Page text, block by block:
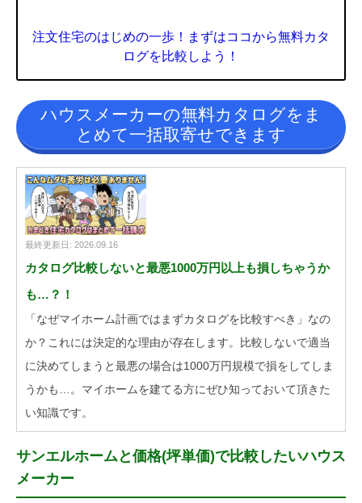
注文住宅のはじめの一歩！まずはココから無料カタ
ログを比較しよう！
ハウスメーカーの無料カタログをま
とめて一括取寄せできます
最終更新日: 2026.09.16
カタログ比較しないと最悪1000万円以上も損しちゃうか
も…？！
「なぜマイホーム計画ではまずカタログを比較すべき」なの
か？これには決定的な理由が存在します。比較しないで適当
に決めてしまうと最悪の場合は1000万円規模で損をしてしま
うかも…。マイホームを建てる方にぜひ知っておいて頂きた
い知識です。
サンエルホームと価格(坪単価)で比較したいハウス
メーカー